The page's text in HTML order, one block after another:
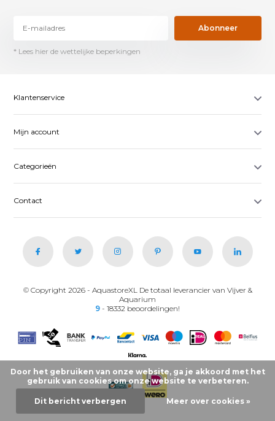
Abonneer
* Lees hier de wettelijke beperkingen
Klantenservice
Mijn account
Categorieën
Contact
© Copyright 2026 - AquastoreXL De totaal leverancier van Vijver &
Aquarium
9 - 18332 beoordelingen!
Door het gebruiken van onze website, ga je akkoord met het
gebruik van cookies om onze website te verbeteren.
Dit bericht verbergen Meer over cookies »